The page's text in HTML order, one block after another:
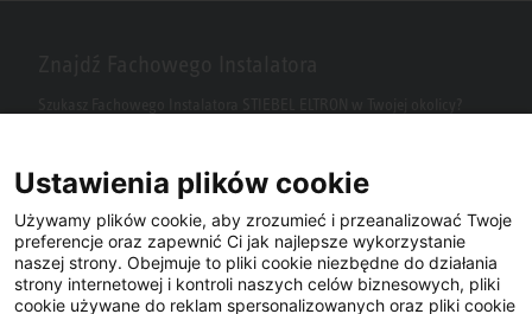
Ustawienia plików cookie
Używamy plików cookie, aby zrozumieć i przeanalizować Twoje
preferencje oraz zapewnić Ci jak najlepsze wykorzystanie
naszej strony. Obejmuje to pliki cookie niezbędne do działania
strony internetowej i kontroli naszych celów biznesowych, pliki
cookie używane do reklam spersonalizowanych oraz pliki cookie